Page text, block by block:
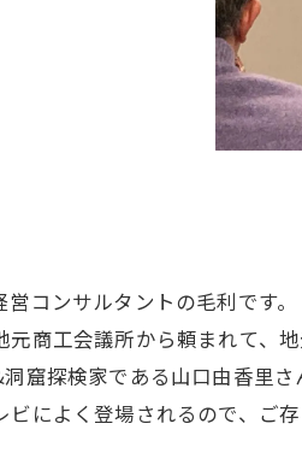
コンサルタントの毛利です。
元商工会議所から頼まれて、
窟探検家である山口由香里さ
ビによく登場されるので、ご